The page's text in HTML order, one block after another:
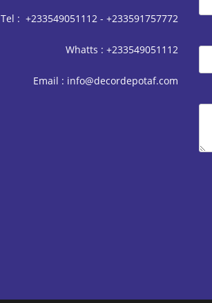
Tel : +233549051112 - +233591757772
Whatts : +233549051112
Email : info@decordepotaf.com